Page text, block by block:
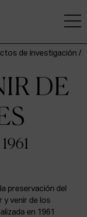
de investigación /
DE
preservación del
y venir de los
en 1961